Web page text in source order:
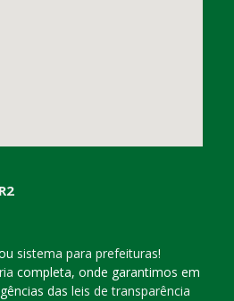
sistema para prefeituras!
completa, onde garantimos em
das leis de transparência